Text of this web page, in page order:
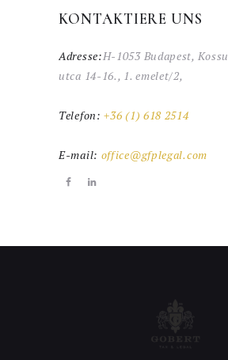
KONTAKTIERE UNS
Adresse:H-1053 Budapest,
utca 14-16., 1. emelet/2,
Telefon: +36 (1) 618 2514
E-mail: office@gfplegal.com